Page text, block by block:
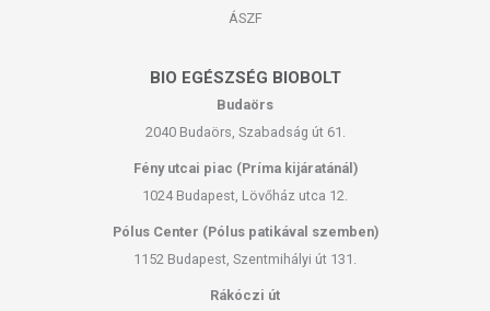
ÁSZF
BIO EGÉSZSÉG BIOBOLT
Budaörs
2040 Budaörs, Szabadság út 61.
Fény utcai piac (Príma kijáratánál)
1024 Budapest, Lövőház utca 12.
Pólus Center (Pólus patikával szemben)
1152 Budapest, Szentmihályi út 131.
Rákóczi út